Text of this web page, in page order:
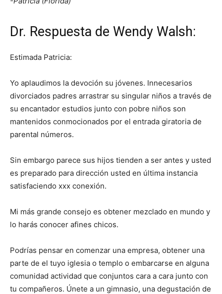
Dr. Respuesta de Wendy Walsh:
Estimada Patricia:
Yo aplaudimos la devoción su jóvenes. Innecesarios
divorciados padres arrastrar su singular niños a través de
su encantador estudios junto con pobre niños son
mantenidos conmocionados por el entrada giratoria de
parental números.
Sin embargo parece sus hijos tienden a ser antes y usted
es preparado para dirección usted en última instancia
satisfaciendo xxx conexión.
Mi más grande consejo es obtener mezclado en mundo y
lo harás conocer afines chicos.
Podrías pensar en comenzar una empresa, obtener una
parte de el tuyo iglesia o templo o embarcarse en alguna
comunidad actividad que conjuntos cara a cara junto con
tu compañeros. Únete a un gimnasio, una degustación de